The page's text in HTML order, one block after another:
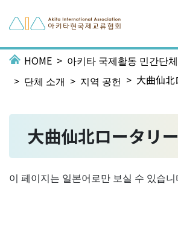
HOME
아키타 국제활동 민간단
단체 소개
지역 공헌 大曲仙
大曲仙北ロータリ
이 페이지는 일본어로만 보실 수 있습니